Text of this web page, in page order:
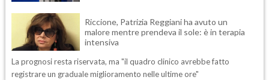
Riccione, Patrizia Reggiani ha avuto un
malore mentre prendeva il sole: è in terapia
intensiva
La prognosi resta riservata, ma "il quadro clinico avrebbe fatto
registrare un graduale miglioramento nelle ultime ore"